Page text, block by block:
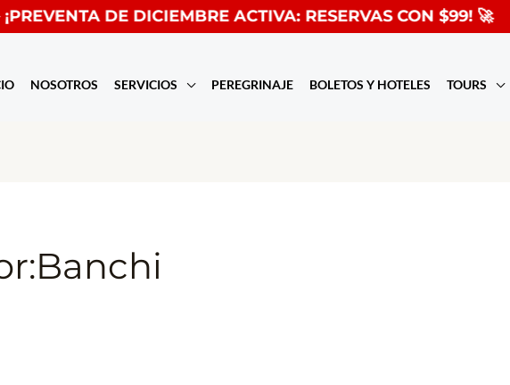
DE DICIEMBRE ACTIVA: RESERVAS CON $99! 🚀
NOSOTROS SERVICIOS PEREGRINAJE BOLETOS Y HOTELES TOURS